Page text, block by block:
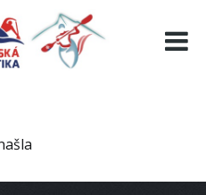
19